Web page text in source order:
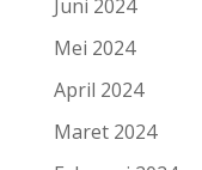
Juni 2024
Mei 2024
April 2024
Maret 2024